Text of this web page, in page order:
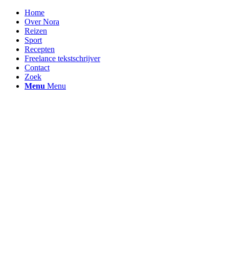
Home
Over Nora
Reizen
Sport
Recepten
Freelance tekstschrijver
Contact
Zoek
Menu Menu